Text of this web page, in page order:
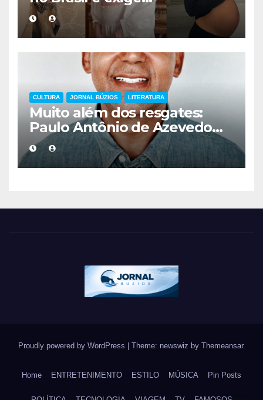
acompanhamento médico
mais cuidadoso
CULTURA JORNAL BÚZIOS LITERATURA
Muito além dos resgates:
Paulo Antônio de Azevedo
eterniza a coragem, a
humanidade e a missão dos
guarda-vidas na literatura
Proudly powered by WordPress Theme: newswiz by Themeansar.
Home ENTRETENIMENTO ESTILO MÚSICA Pin Posts